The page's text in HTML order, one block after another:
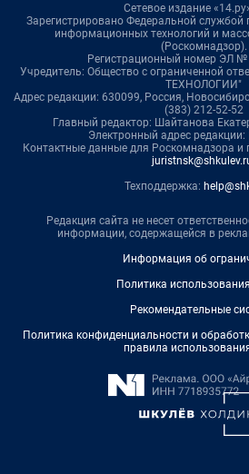
Сетевое издание
Зарегистрировано Федеральной службой
информационных технологий и
(Роскомнадзор).
Регистрационный номер ЭЛ №
Учредитель: Общество с ограниченной
ТЕХНОЛОГИИ"
Адрес редакции: 630099, Россия,
(383) 212-52-52
Главный редактор: Шайтанова
Электронный адрес редакции:
Контактные данные для Роскомнадзора и
Техподдержка:
Редакция сайта не несет
информации, содержащейся в
Информация об
Политика
Рекомендательные
Политика конфиденциальности и
правила